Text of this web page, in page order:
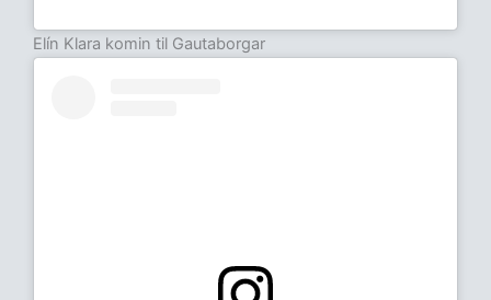
Elín Klara komin til Gautaborgar